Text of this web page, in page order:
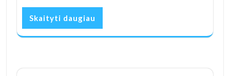
Skaityti daugiau